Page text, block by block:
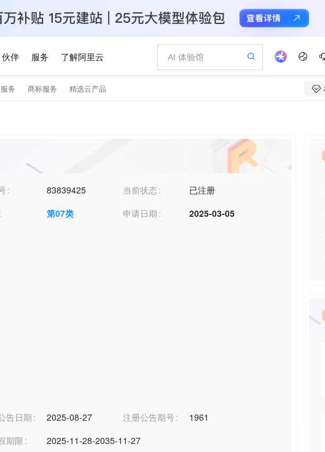
83839425 当前状态
已注册
第07类 申请日期
2025-03-05
告日期 2025-08-27 注册公告期号
1961
期限
2025-11-28-2035-11-27